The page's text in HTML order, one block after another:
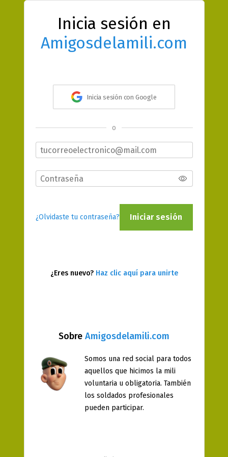
Sobre Amigosdelamili.com
Somos una red social para todos
aquellos que hicimos la mili
voluntaria u obligatoria. También
los soldados profesionales
pueden participar.
Inicia sesión en
Amigosdelamili.com
Inicia sesión con Google
o
¿Olvidaste tu contraseña? Iniciar sesión
¿Eres nuevo? Haz clic aquí para unirte